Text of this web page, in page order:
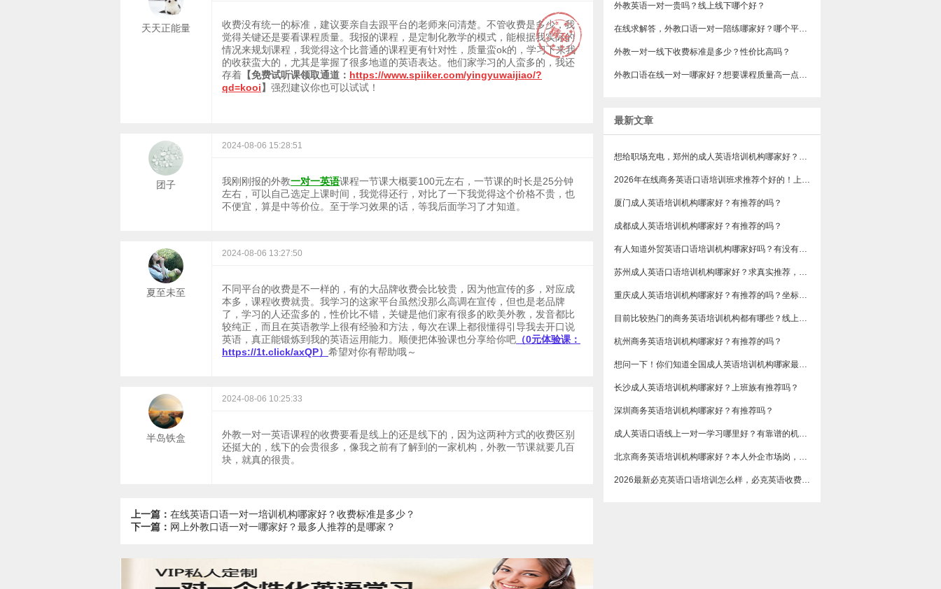
外教英语一对一贵吗？线上线下哪个好？
在线求解答，外教口语一对一陪练哪家好？哪个平台的外教比较靠谱？
外教一对一线下收费标准是多少？性价比高吗？
外教口语在线一对一哪家好？想要课程质量高一点的，有吗？
最新文章
想给职场充电，郑州的成人英语培训机构哪家好？求真实体验，广告勿扰，感谢！
2026年在线商务英语口语培训班求推荐个好的！上班族急需，哪家好？
厦门成人英语培训机构哪家好？有推荐的吗？
成都成人英语培训机构哪家好？有推荐的吗？
有人知道外贸英语口语培训机构哪家好吗？有没有排行榜参考一下？最好说下费用
苏州成人英语口语培训机构哪家好？求真实推荐，广告勿扰，谢谢！
重庆成人英语培训机构哪家好？有推荐的吗？坐标重庆，目前在解放碑一家外贸公司做跟单
目前比较热门的商务英语培训机构都有哪些？线上好吗？还是线下呢？
杭州商务英语培训机构哪家好？有推荐的吗？
想问一下！你们知道全国成人英语培训机构哪家最好吗？收费多少呢？
长沙成人英语培训机构哪家好？上班族有推荐吗？
深圳商务英语培训机构哪家好？有推荐吗？
成人英语口语线上一对一学习哪里好？有靠谱的机构可以推荐吗？
​北京商务英语培训机构哪家好？本人外企市场岗，急需提升谈判和汇报口语，求真实体验分享，广告勿扰，谢谢
2026最新必克英语口语培训怎么样，必克英语收费价格多少？
天天正能量
收费没有统一的标准，建议要亲自去跟平台的老师来问清楚。不管收费是多少，我
觉得关键还是要看课程质量。我报的课程，是定制化教学的模式，能根据我实际的
情况来规划课程，我觉得这个比普通的课程更有针对性，质量蛮ok的，学习下来我
的收获蛮大的，尤其是掌握了很多地道的英语表达。他们家学习的人蛮多的，我还
存着 【免费试听课领取通道： https://www.spiiker.com/yingyuwaijiao/?
qd=kooi】 强烈建议你也可以试试！
团子
2024-08-06 15:28:51
我刚刚报的外教一对一英语课程一节课大概要100元左右，一节课的时长是25分钟
左右，可以自己选定上课时间，我觉得还行，对比了一下我觉得这个价格不贵，也
不便宜，算是中等价位。至于学习效果的话，等我后面学习了才知道。
夏至未至
2024-08-06 13:27:50
不同平台的收费是不一样的，有的大品牌收费会比较贵，因为他宣传的多，对应成
本多，课程收费就贵。我学习的这家平台虽然没那么高调在宣传，但也是老品牌
了，学习的人还蛮多的，性价比不错，关键是他们家有很多的欧美外教，发音都比
较纯正，而且在英语教学上很有经验和方法，每次在课上都很懂得引导我去开口说
英语，真正能锻炼到我的英语运用能力。顺便把体验课也分享给你吧 （0元体验课：
https://1t.click/axQP） 希望对你有帮助哦～
半岛铁盒
2024-08-06 10:25:33
外教一对一英语课程的收费要看是线上的还是线下的，因为这两种方式的收费区别
还挺大的，线下的会贵很多，像我之前有了解到的一家机构，外教一节课就要几百
块，就真的很贵。
上一篇： 在线英语口语一对一培训机构哪家好？收费标准是多少？
下一篇： ​网上外教口语一对一哪家好？最多人推荐的是哪家？